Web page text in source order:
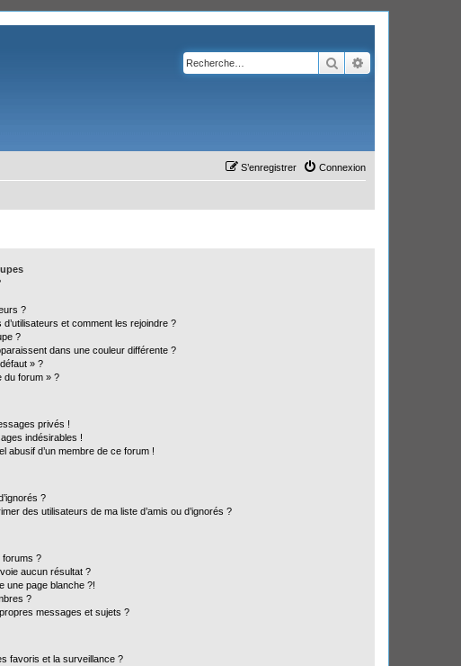
Rechercher
Connexion
S’enregistrer
?
et comment les rejoindre ?
?
dans une couleur différente ?
» ?
du forum » ?
privés !
indésirables !
abusif d’un membre de ce forum !
?
des utilisateurs de ma liste d’amis ou d’ignorés ?
forums ?
aucun résultat ?
une page blanche ?!
?
messages et sujets ?
favoris et la surveillance ?